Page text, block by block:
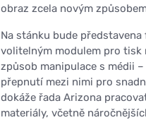
obraz zcela novým
Na stánku bude
volitelným modulem pro
způsob manipulace s médii
přepnutí mezi nimi pro
dokáže řada Arizona
materiály, včetně